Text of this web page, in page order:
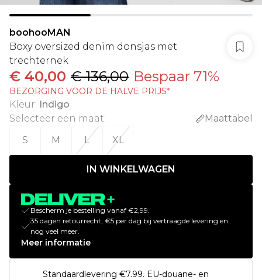
boohooMAN
Boxy oversized denim donsjas met
trechternek
€ 40,00 € 136,00 Bespaar 71%
BEZORGING VOOR DE HALVE PRIJS*
Kleur: Indigo
Selecteer een maat:
Maattabel
S
M L XL
IN WINKELWAGEN
Bescherm je bestelling vanaf €2,99.
35 dagen retourrecht, €5 per dag bij vertraagde levering en
nog veel meer.
Meer informatie
Standaardlevering €7.99. EU-douane- en